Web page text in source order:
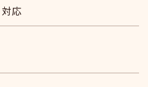
対応